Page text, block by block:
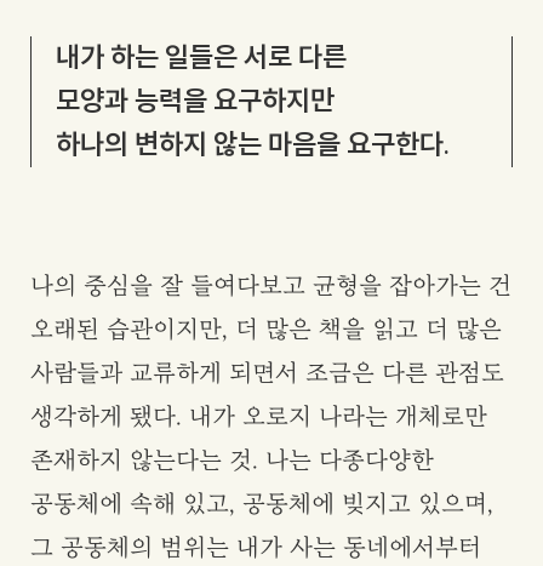
내가 하는 일들은 서로 다른
모양과 능력을 요구하지만
하나의 변하지 않는 마음을 요구한다.
나의 중심을 잘 들여다보고 균형을 잡아가는 건
오래된 습관이지만, 더 많은 책을 읽고 더 많은
사람들과 교류하게 되면서 조금은 다른 관점도
생각하게 됐다. 내가 오로지 나라는 개체로만
존재하지 않는다는 것. 나는 다종다양한
공동체에 속해 있고, 공동체에 빚지고 있으며,
그 공동체의 범위는 내가 사는 동네에서부터